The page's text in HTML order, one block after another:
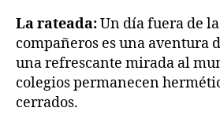
La rateada:Un día fuera de
compañeros es una aventura
una refrescante mirada al
colegios permanecen
cerrados.